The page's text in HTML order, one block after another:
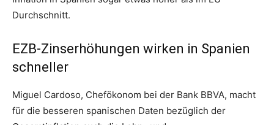
Durchschnitt.
EZB-Zinserhöhungen wirken in Spanien
schneller
Miguel Cardoso, Chefökonom bei der Bank BBVA, macht
für die besseren spanischen Daten bezüglich der